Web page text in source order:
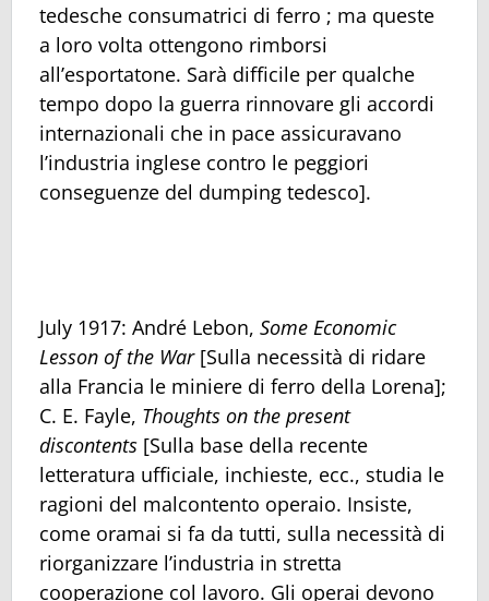
tedesche consumatrici di ferro ; ma queste
a loro volta ottengono rimborsi
all’esportatone. Sarà difficile per qualche
tempo dopo la guerra rinnovare gli accordi
internazionali che in pace assicuravano
l’industria inglese contro le peggiori
conseguenze del dumping tedesco].
July 1917: André Lebon, Some Economic
Lesson of the War[Sulla necessità di ridare
alla Francia le miniere di ferro della Lorena];
C. E. Fayle, Thoughts on the present
discontents [Sulla base della recente
letteratura ufficiale, inchieste, ecc., studia le
ragioni del malcontento operaio. Insiste,
come oramai si fa da tutti, sulla necessità di
riorganizzare l’industria in stretta
cooperazione col lavoro. Gli operai devono